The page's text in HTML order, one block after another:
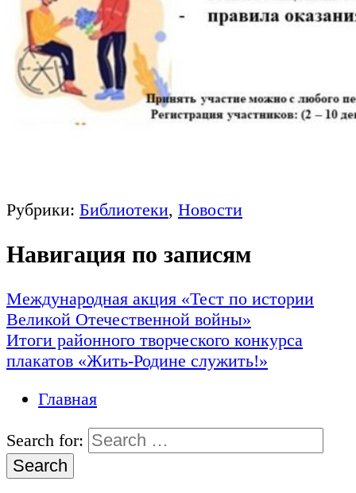
Рубрики: Библиотеки, Новости
Навигация по записям
Международная акция «Тест по истории
Великой Отечественной войны»
Итоги районного творческого конкурса
плакатов «Жить-Родине служить!»
Главная
Search for: